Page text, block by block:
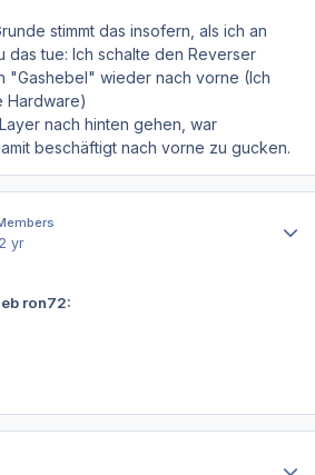
stimmt das insofern, als ich an
das tue: Ich schalte den Reverser
"Gashebel" wieder nach vorne (Ich
Hardware)
nach hinten gehen, war
beschäftigt nach vorne zu gucken.
2 yr
ron72: